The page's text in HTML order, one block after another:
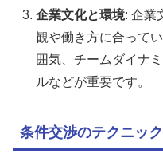
企業文化と環境: 企業
観や働き方に合って
囲気、チームダイナ
ルなどが重要です。
条件交渉のテクニック